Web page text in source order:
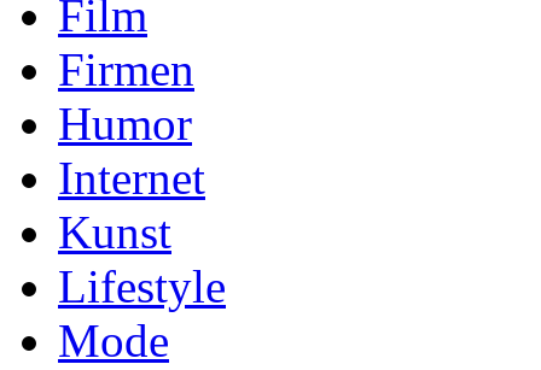
Film
Firmen
Humor
Internet
Kunst
Lifestyle
Mode